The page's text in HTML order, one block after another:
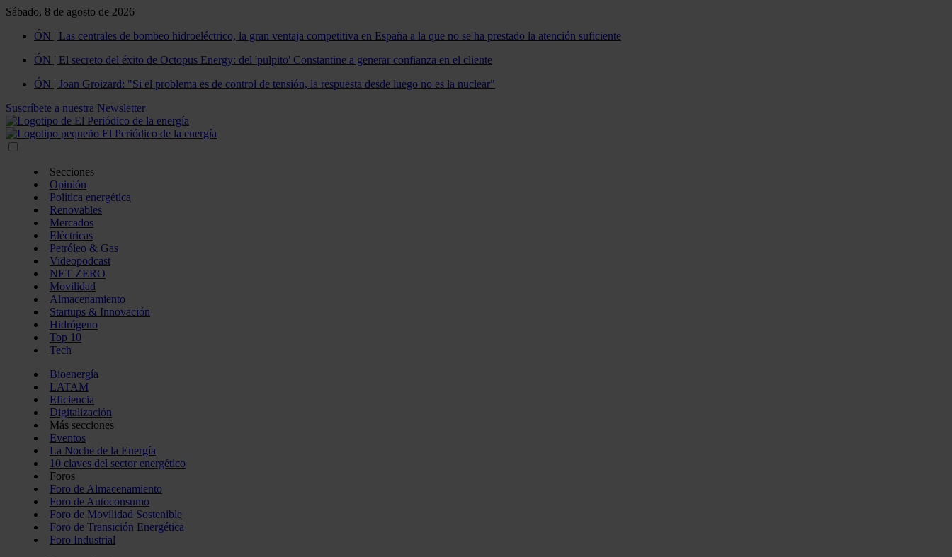
Sábado, 8 de agosto de 2026
ÓN | Las centrales de bombeo hidroeléctrico, la gran ventaja competitiva en España a la que no se ha prestado la atención suficiente
ÓN | El secreto del éxito de Octopus Energy: del 'pulpito' Constantine a generar confianza en el cliente
ÓN | Joan Groizard: "Si el problema es de control de tensión, la respuesta desde luego no es la nuclear"
Suscríbete a nuestra Newsletter
Secciones
Opinión
Política energética
Renovables
Mercados
Eléctricas
Petróleo & Gas
Videopodcast
NET ZERO
Movilidad
Almacenamiento
Startups & Innovación
Hidrógeno
Top 10
Tech
Bioenergía
LATAM
Eficiencia
Digitalización
Más secciones
Eventos
La Noche de la Energía
10 claves del sector energético
Foros
Foro de Almacenamiento
Foro de Autoconsumo
Foro de Movilidad Sostenible
Foro de Transición Energética
Foro Industrial